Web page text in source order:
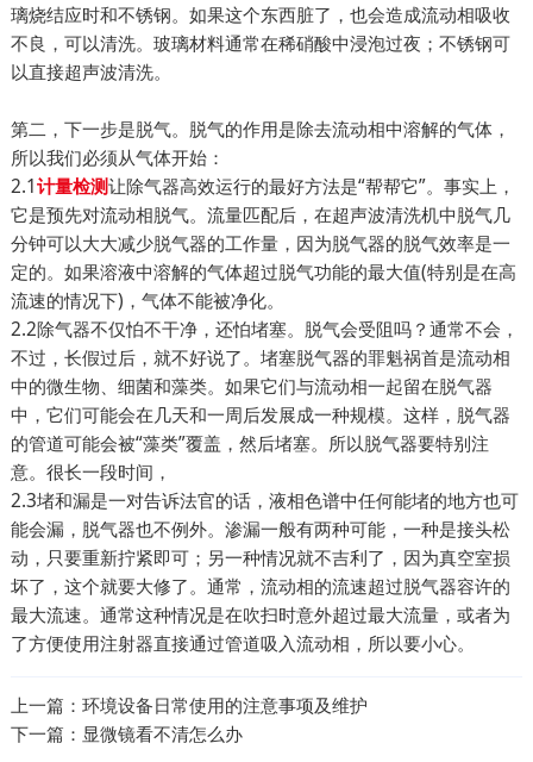
璃烧结应时和不锈钢。如果这个东西脏了，也会造成流动相吸收
不良，可以清洗。玻璃材料通常在稀硝酸中浸泡过夜；不锈钢可
以直接超声波清洗。
第二，下一步是脱气。脱气的作用是除去流动相中溶解的气体，
所以我们必须从气体开始：
2.1计量检测让除气器高效运行的最好方法是“帮帮它”。事实上，
它是预先对流动相脱气。流量匹配后，在超声波清洗机中脱气几
分钟可以大大减少脱气器的工作量，因为脱气器的脱气效率是一
定的。如果溶液中溶解的气体超过脱气功能的最大值(特别是在高
流速的情况下)，气体不能被净化。
2.2除气器不仅怕不干净，还怕堵塞。脱气会受阻吗？通常不会，
不过，长假过后，就不好说了。堵塞脱气器的罪魁祸首是流动相
中的微生物、细菌和藻类。如果它们与流动相一起留在脱气器
中，它们可能会在几天和一周后发展成一种规模。这样，脱气器
的管道可能会被“藻类”覆盖，然后堵塞。所以脱气器要特别注
意。很长一段时间，
2.3堵和漏是一对告诉法官的话，液相色谱中任何能堵的地方也可
能会漏，脱气器也不例外。渗漏一般有两种可能，一种是接头松
动，只要重新拧紧即可；另一种情况就不吉利了，因为真空室损
坏了，这个就要大修了。通常，流动相的流速超过脱气器容许的
最大流速。通常这种情况是在吹扫时意外超过最大流量，或者为
了方便使用注射器直接通过管道吸入流动相，所以要小心。
上一篇： 环境设备日常使用的注意事项及维护
下一篇： 显微镜看不清怎么办